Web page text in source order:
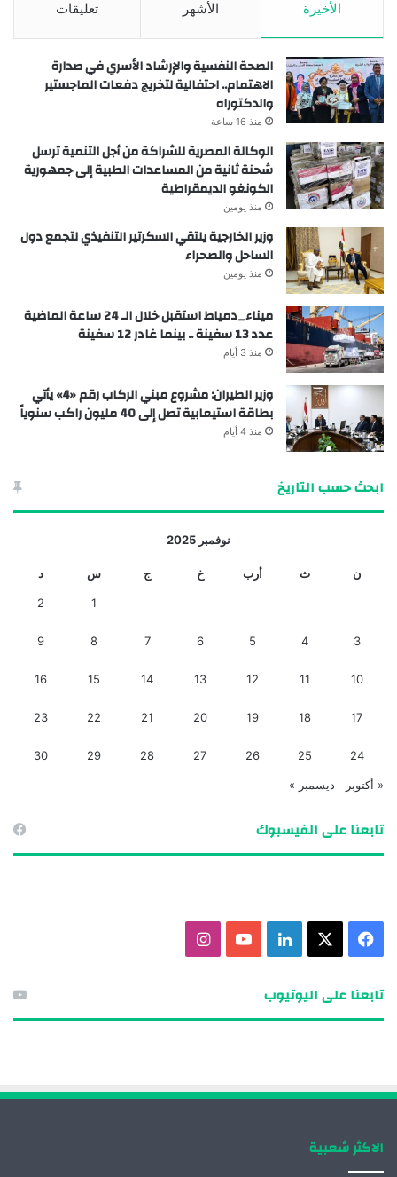
الأخيرة الأشهر تعليقات
الصحة النفسية والإرشاد الأسري في صدارة
الاهتمام.. احتفالية لتخريج دفعات الماجستير
والدكتوراه
منذ 16 ساعة
الوكالة المصرية للشراكة من أجل التنمية ترسل
شحنة ثانية من المساعدات الطبية إلى جمهورية
الكونغو الديمقراطية
منذ يومين
وزير الخارجية يلتقي السكرتير التنفيذي لتجمع دول
الساحل والصحراء
منذ يومين
ميناء_دمياط استقبل خلال الـ 24 ساعة الماضية
عدد 13 سفينة .. بينما غادر 12 سفينة
منذ 3 أيام
وزير الطيران: مشروع مبني الركاب رقم «4» يأتي
بطاقة استيعابية تصل إلى 40 مليون راكب سنوياً
منذ 4 أيام
ابحث حسب التاريخ
نوفمبر 2025
ن ث أرب خ ج س د
1
2
3
4
5
6
7
8
9
10
11
12
13
14
15
16
17
18
19
20
21
22
23
24
25
26
27
28
29
30
« أكتوبر ديسمبر »
تابعنا على الفيسبوك
تابعنا على اليوتيوب
الاكثر شعبية